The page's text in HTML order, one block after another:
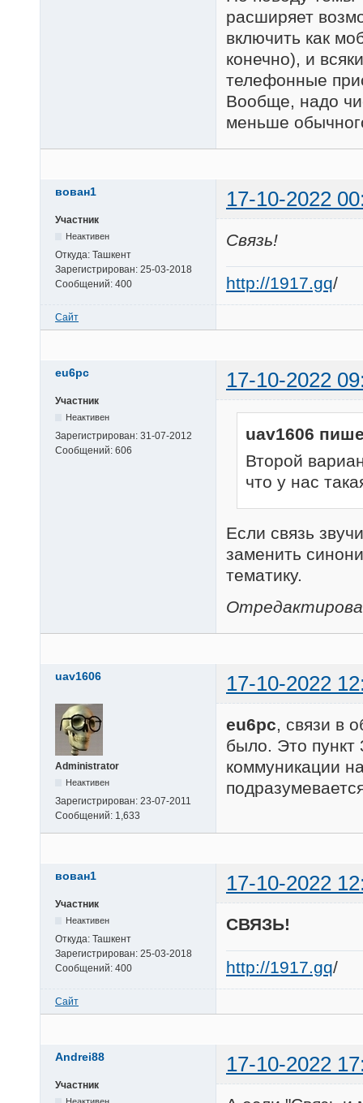
расширяет
включить как
конечно), и
телефонные
Вообще, надо
меньше
вован1 17-10-2022
Участник
Неактивен
Откуда: Ташкент
Зарегистрирован: 25-03-2018
Сообщений: 400
Связь!
http://1917.gq/
Сайт
eu6pc 17-10-2022
Участник
Неактивен
Зарегистрирован: 31-07-2012
Сообщений: 606
uav1606
Второй
что у нас
Если связь
заменить
тематику.
uav1606 17-10-2022
Administrator
Неактивен
Зарегистрирован: 23-07-2011
Сообщений: 1,633
eu6pc , связи в
было. Это
коммуникации
вован1 17-10-2022
Участник
Неактивен
Откуда: Ташкент
Зарегистрирован: 25-03-2018
Сообщений: 400
СВЯЗЬ!
http://1917.gq/
Сайт
Andrei88 17-10-2022
Участник
Неактивен